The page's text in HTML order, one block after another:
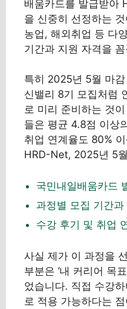
배움카드를 발급받아
을 신중히 선정하는
농업, 해외취업 등 다
기간과 지원 자격을
특히 2025년 5월 마
신밸리 8기 모집처럼
로 미리 준비하는 것
들은 평균 4.8점 이상
취업 연계율도 80%
HRD-Net, 2025년 5
국민내일배움카드
과정별 모집 기간
수강 후기 및 취업
사실 제가 이 과정을
부분은 ‘내 커리어 목
었습니다. 직접 수강
로 적용 가능하다는